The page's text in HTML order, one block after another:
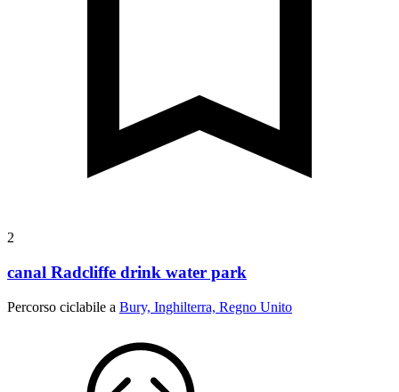
2
canal Radcliffe drink water park
Percorso ciclabile a Bury, Inghilterra, Regno Unito